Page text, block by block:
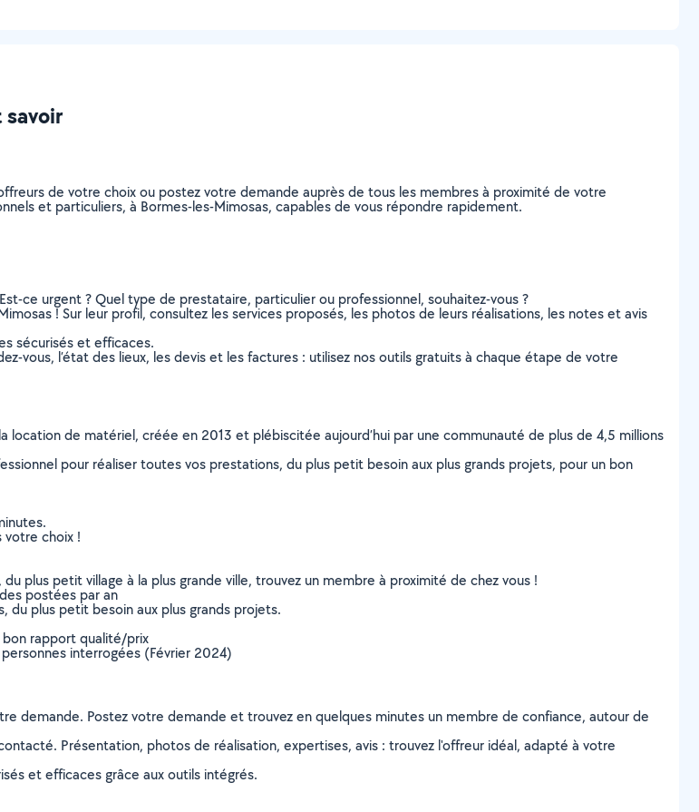
savoir
de votre choix ou postez votre demande auprès de tous les membres à proximité de votre
et particuliers, à Bormes-les-Mimosas, capables de vous répondre rapidement.
ce urgent ? Quel type de prestataire, particulier ou professionnel, souhaitez-vous ?
! Sur leur profil, consultez les services proposés, les photos de leurs réalisations, les notes et avis
sécurisés et efficaces.
vous, l’état des lieux, les devis et les factures : utilisez nos outils gratuits à chaque étape de votre
de matériel, créée en 2013 et plébiscitée aujourd’hui par une communauté de plus de 4,5 millions
pour réaliser toutes vos prestations, du plus petit besoin aux plus grands projets, pour un bon
votre choix !
plus petit village à la plus grande ville, trouvez un membre à proximité de chez vous !
postées par an
du plus petit besoin aux plus grands projets.
bon rapport qualité/prix
interrogées (Février 2024)
demande. Postez votre demande et trouvez en quelques minutes un membre de confiance, autour de
Présentation, photos de réalisation, expertises, avis : trouvez l'offreur idéal, adapté à votre
et efficaces grâce aux outils intégrés.